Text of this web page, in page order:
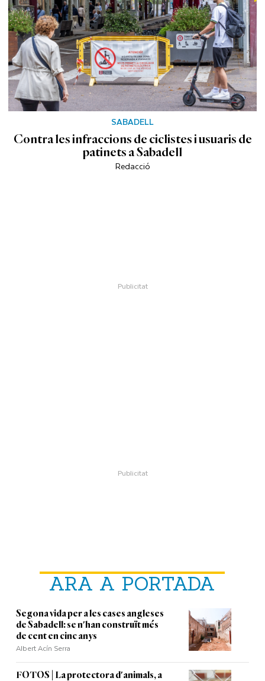
SABADELL
Contra les infraccions de ciclistes i usuaris de
patinets a Sabadell
Redacció
ARA A PORTADA
Segona vida per a les cases angleses
de Sabadell: se n'han construït més
de cent en cinc anys
Albert Acín Serra
FOTOS | La protectora d'animals, a